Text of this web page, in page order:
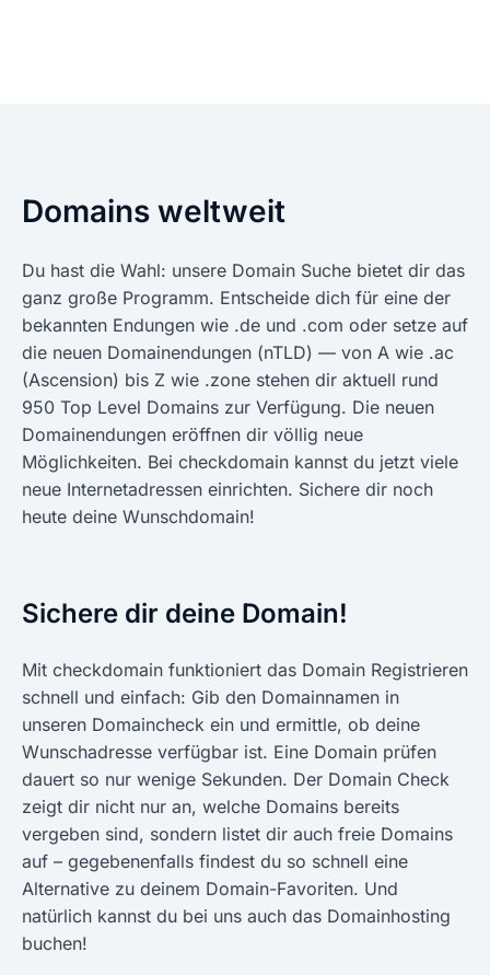
Domains weltweit
Du hast die Wahl: unsere Domain Suche bietet dir das
ganz große Programm. Entscheide dich für eine der
bekannten Endungen wie .de und .com oder setze auf
die neuen Domainendungen (nTLD) — von A wie .ac
(Ascension) bis Z wie .zone stehen dir aktuell rund
950 Top Level Domains zur Verfügung. Die neuen
Domainendungen eröffnen dir völlig neue
Möglichkeiten. Bei checkdomain kannst du jetzt viele
neue Internetadressen einrichten. Sichere dir noch
heute deine Wunschdomain!
Sichere dir deine Domain!
Mit checkdomain funktioniert das Domain Registrieren
schnell und einfach: Gib den Domainnamen in
unseren Domaincheck ein und ermittle, ob deine
Wunschadresse verfügbar ist. Eine Domain prüfen
dauert so nur wenige Sekunden. Der Domain Check
zeigt dir nicht nur an, welche Domains bereits
vergeben sind, sondern listet dir auch freie Domains
auf – gegebenenfalls findest du so schnell eine
Alternative zu deinem Domain-Favoriten. Und
natürlich kannst du bei uns auch das Domainhosting
buchen!